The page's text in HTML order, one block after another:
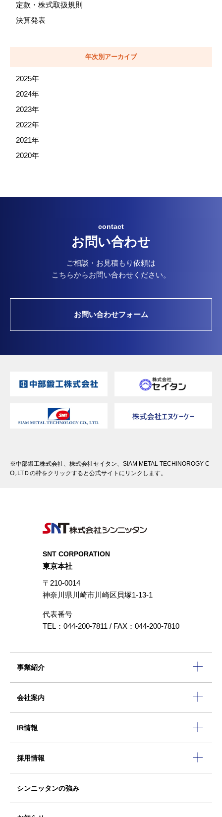
定款・株式取扱規則
決算発表
年次別アーカイブ
2025年
2024年
2023年
2022年
2021年
2020年
contact
お問い合わせ
ご相談・お見積もり依頼は
こちらからお問い合わせください。
お問い合わせフォーム
※中部鍛工株式会社、株式会社セイタン、SIAM METAL TECHINOROGY C
O,.LTＤの枠をクリックすると公式サイトにリンクします。
SNT CORPORATION
東京本社
〒210-0014
神奈川県川崎市川崎区貝塚1-13-1
代表番号
TEL：044-200-7811 / FAX：044-200-7810
事業紹介
会社案内
IR情報
採用情報
シンニッタンの強み